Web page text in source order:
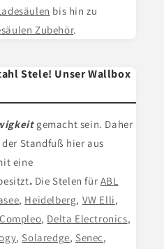
bis hin zu
Zubehör.
Stele! Unser Wallbox
gemacht sein. Daher
Standfuß hier aus
eine
. Die Stelen für ABL
, Heidelberg, VW Elli,
Compleo, Delta Electronics,
, Solaredge, Senec,